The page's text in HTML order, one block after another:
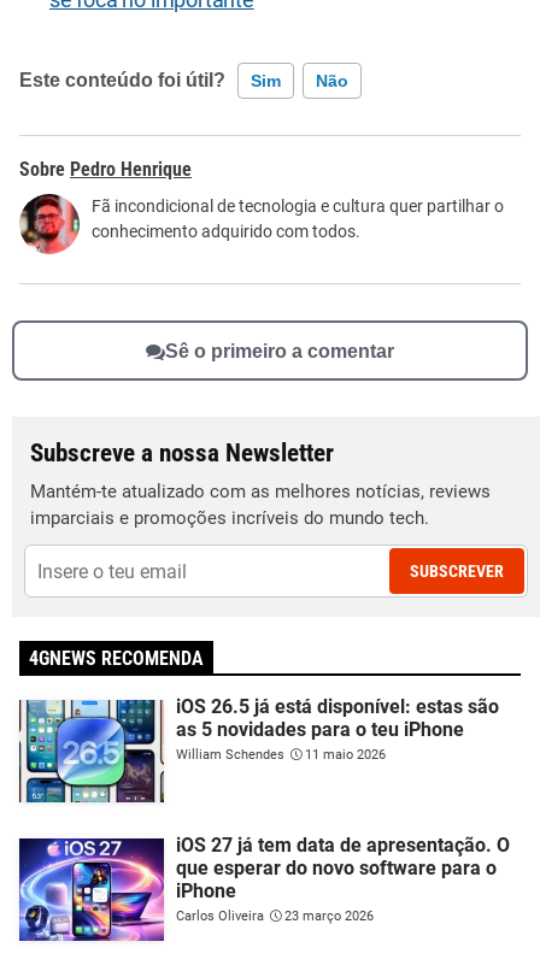
Este conteúdo foi útil? Sim Não
Este conteúdo contém informação incorreta
Este conteúdo não tem a informação que procuro
Outro
Pedro Henrique
Fã incondicional de tecnologia e cultura quer partilhar o
conhecimento adquirido com todos.
Sê o primeiro a comentar
Subscreve a nossa Newsletter
Mantém-te atualizado com as melhores notícias, reviews
imparciais e promoções incríveis do mundo tech.
SUBSCREVER
4GNEWS RECOMENDA
iOS 26.5 já está disponível: estas são
as 5 novidades para o teu iPhone
William Schendes 11 maio 2026
iOS 27 já tem data de apresentação. O
que esperar do novo software para o
iPhone
Carlos Oliveira 23 março 2026